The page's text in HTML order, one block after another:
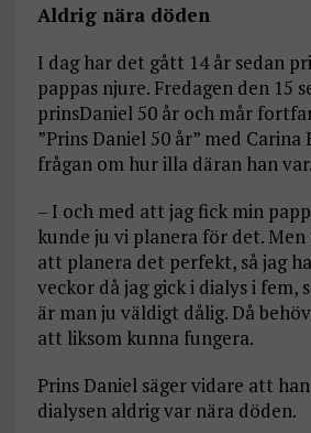
Aldrig nära döden
I dag har det gått 14 år sedan
pappas njure. Fredagen den 15
prinsDaniel 50 år och mår
”Prins Daniel 50 år” med
frågan om hur illa däran han var.
– I och med att jag fick min
kunde ju vi planera för det.
att planera det perfekt, så jag
veckor då jag gick i dialys i fem,
är man ju väldigt dålig. Då
att liksom kunna fungera.
Prins Daniel säger vidare att
dialysen aldrig var nära döden.